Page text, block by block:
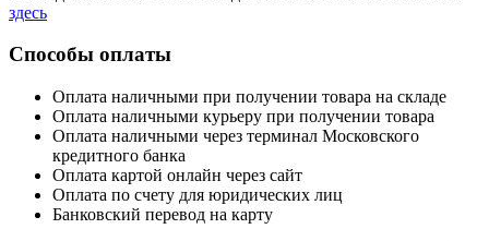
здесь
Способы оплаты
Оплата наличными при получении товара на складе
Оплата наличными курьеру при получении товара
Оплата наличными через терминал Московского
кредитного банка
Оплата картой онлайн через сайт
Оплата по счету для юридических лиц
Банковский перевод на карту